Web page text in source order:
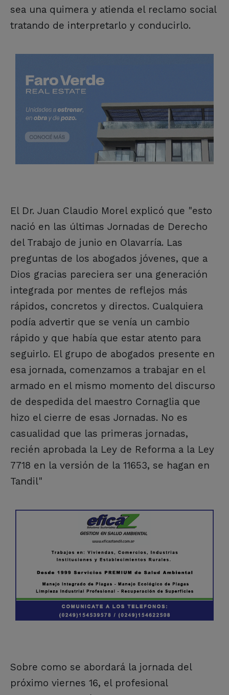
sea una quimera y atienda el reclamo social
tratando de interpretarlo y conducirlo.
El Dr. Juan Claudio Morel explicó que "esto
nació en las últimas Jornadas de Derecho
del Trabajo de junio en Olavarría. Las
preguntas de los abogados jóvenes, que a
Dios gracias pareciera ser una generación
integrada por mentes de reflejos más
rápidos, concretos y directos. Cualquiera
podía advertir que se venía un cambio
rápido y que había que estar atento para
seguirlo. El grupo de abogados presente en
esa jornada, comenzamos a trabajar en el
armado en el mismo momento del discurso
de despedida del maestro Cornaglia que
hizo el cierre de esas Jornadas. No es
casualidad que las primeras jornadas,
recién aprobada la Ley de Reforma a la Ley
7718 en la versión de la 11653, se hagan en
Tandil"
Sobre como se abordará la jornada del
próximo viernes 16, el profesional